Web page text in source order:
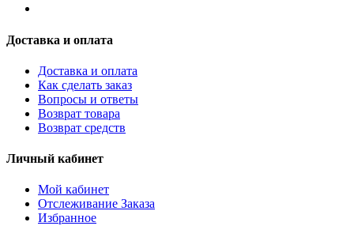
Доставка и оплата
Доставка и оплата
Как сделать заказ
Вопросы и ответы
Возврат товара
Возврат средств
Личный кабинет
Мой кабинет
Отслеживание Заказа
Избранное